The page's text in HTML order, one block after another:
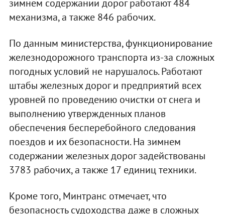
зимнем содержании дорог работают 484
механизма, а также 846 рабочих.
По данным министерства, функционирование
железнодорожного транспорта из-за сложных
погодных условий не нарушалось. Работают
штабы железных дорог и предприятий всех
уровней по проведению очистки от снега и
выполнению утвержденных планов
обеспечения бесперебойного следования
поездов и их безопасности. На зимнем
содержании железных дорог задействованы
3783 рабочих, а также 17 единиц техники.
Кроме того, Минтранс отмечает, что
безопасность судоходства даже в сложных